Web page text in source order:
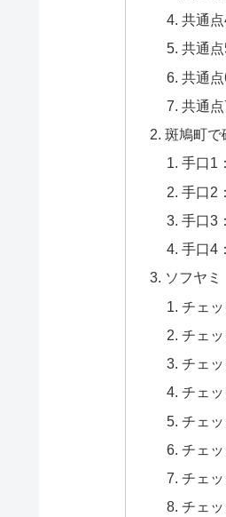
共通
共通
共通
共通
斑鳩町で
手口1
手口2
手口3
手口4
ソフヤ
チェ
チェ
チェ
チェ
チェ
チェ
チェ
チェ